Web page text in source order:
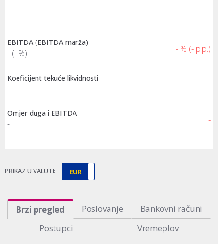
EBITDA (EBITDA marža)
- (- %) - % (- p.p.)
Koeficijent tekuće likvidnosti
- -
Omjer duga i EBITDA
- -
PRIKAZ U VALUTI: EUR
Brzi pregled Poslovanje
Bankovni računi
Postupci
Vremeplov